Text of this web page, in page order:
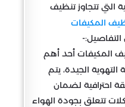
تتجاوز تنظيف
المكيفات
المكيفات أحد أهم
الجيدة، يتم
احترافية لضمان
تتعلق بجودة الهواء